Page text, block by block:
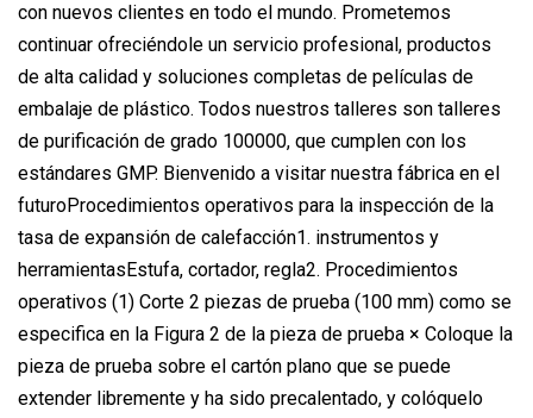
con nuevos clientes en todo el mundo. Prometemos
continuar ofreciéndole un servicio profesional, productos
de alta calidad y soluciones completas de películas de
embalaje de plástico. Todos nuestros talleres son talleres
de purificación de grado 100000, que cumplen con los
estándares GMP. Bienvenido a visitar nuestra fábrica en el
futuroProcedimientos operativos para la inspección de la
tasa de expansión de calefacción1. instrumentos y
herramientasEstufa, cortador, regla2. Procedimientos
operativos (1) Corte 2 piezas de prueba (100 mm) como se
especifica en la Figura 2 de la pieza de prueba × Coloque la
pieza de prueba sobre el cartón plano que se puede
extender libremente y ha sido precalentado, y colóquelo